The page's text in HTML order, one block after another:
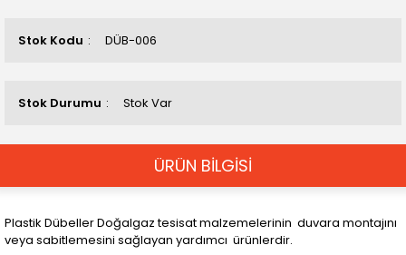
Stok Kodu DÜB-006
Stok Durumu Stok Var
ÜRÜN BİLGİSİ
Plastik Dübeller Doğalgaz tesisat malzemelerinin duvara montajını
veya sabitlemesini sağlayan yardımcı ürünlerdir.